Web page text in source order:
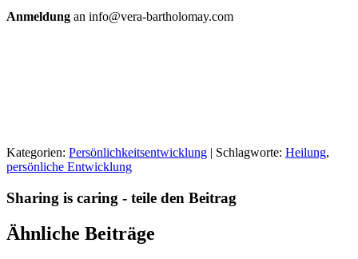
Anmeldung an info@vera-bartholomay.com
Kategorien: Persönlichkeitsentwicklung | Schlagworte: Heilung,
persönliche Entwicklung
Sharing is caring - teile den Beitrag
Ähnliche Beiträge